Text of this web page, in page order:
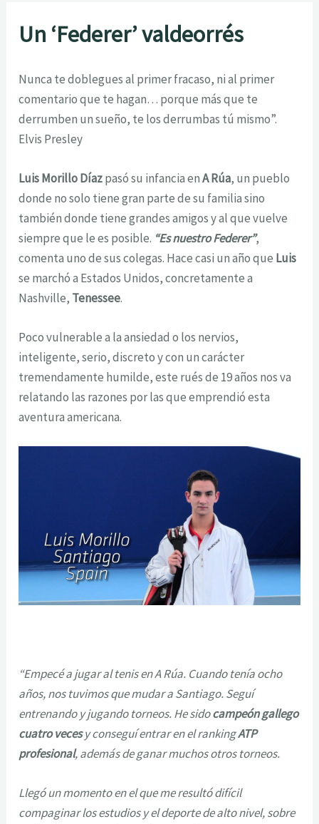
Un ‘Federer’ valdeorrés
Nunca te doblegues al primer fracaso, ni al primer
comentario que te hagan… porque más que te
derrumben un sueño, te los derrumbas tú mismo”.
Elvis Presley
Luis Morillo Díazpasó su infancia enA Rúa, un pueblo
donde no solo tiene gran parte de su familia sino
también donde tiene grandes amigos y al que vuelve
siempre que le es posible. “Es nuestro Federer”,
comenta uno de sus colegas. Hace casi un año que Luis
se marchó a Estados Unidos, concretamente a
Nashville, Tenessee.
Poco vulnerable a la ansiedad o los nervios,
inteligente, serio, discreto y con un carácter
tremendamente humilde, este rués de 19 años nos va
relatando las razones por las que emprendió esta
aventura americana.
“Empecé a jugar al tenis en A Rúa. Cuando tenía ocho
años, nos tuvimos que mudar a Santiago. Seguí
entrenando y jugando torneos. He sidocampeón gallego
cuatro vecesy conseguí entrar en el rankingATP
profesional, además de ganar muchos otros torneos.
Llegó un momento en el que me resultó difícil
compaginar los estudios y el deporte de alto nivel, sobre